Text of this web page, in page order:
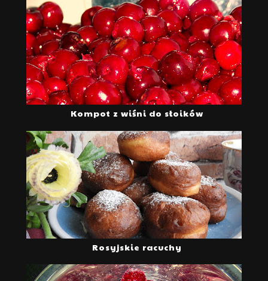
Kompot z wiśni do słoików
Rosyjskie racuchy